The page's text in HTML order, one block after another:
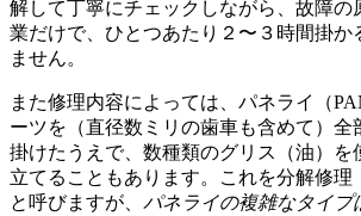
解して丁寧にチェックしながら、故障の
業だけで、ひとつあたり２〜３時間掛か
ません。
また修理内容によっては、パネライ（
ーツを（直径数ミリの歯車も含めて）全
掛けたうえで、数種類のグリス（油）を
立てることもあります。これを分解修理
と呼びますが、 パネライの複雑なタイプ